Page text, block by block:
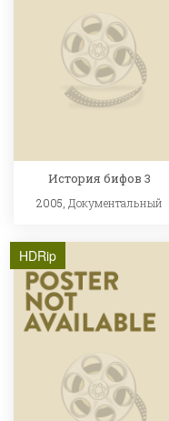
История бифов 3
2005, Документальный
HDRip